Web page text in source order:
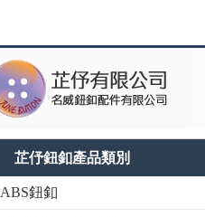
芷伃鈕釦產品類別
ABS鈕釦